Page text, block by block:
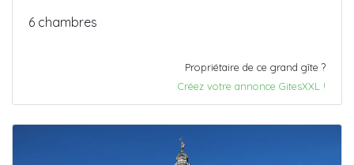
6 chambres
Propriétaire de ce grand gîte ?
Créez votre annonce GitesXXL !